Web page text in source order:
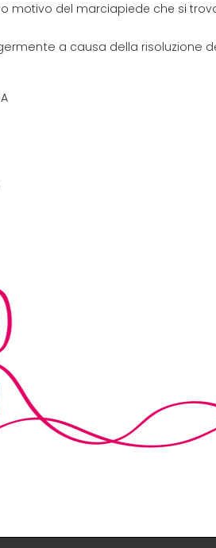
motivo del marciapiede che si
a causa della risoluzione